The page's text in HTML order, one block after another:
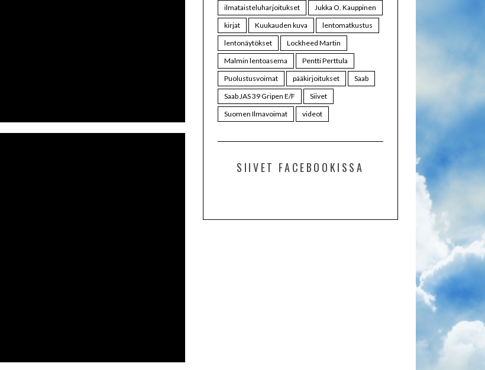
ilmataisteluharjoitukset
Jukka O. Kauppinen
kirjat
Kuukauden kuva
lentomatkustus
lentonäytökset
Lockheed Martin
Malmin lentoasema
Pentti Perttula
Puolustusvoimat
pääkirjoitukset
Saab
Saab JAS 39 Gripen E/F
Siivet
Suomen Ilmavoimat
videot
SIIVET FACEBOOKISSA